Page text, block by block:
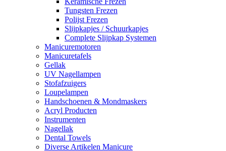
Tungsten Frezen
Polijst Frezen
Slijpkapjes / Schuurkapjes
Complete Slijpkap Systemen
Manicuremotoren
Manicuretafels
Gellak
UV Nagellampen
Stofafzuigers
Loupelampen
Handschoenen & Mondmaskers
Acryl Producten
Instrumenten
Nagellak
Dental Towels
Diverse Artikelen Manicure